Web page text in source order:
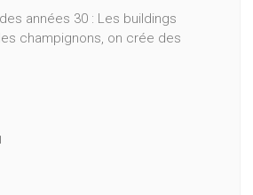
années 30 : Les buildings
champignons, on crée des